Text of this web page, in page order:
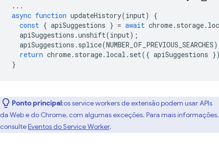
...
async function updateHistory(input)
{
const { apiSuggestions } = await chrome. storage.
apiSuggestions .unshift(input);
apiSuggestions . splice(NUMBER_OF_PREVIOUS_SEARCHES
return chrome. storage. local . set({ apiSuggestions
}
Ponto principal:os service workers de extensão podem usar APIs
da Web e do Chrome, com algumas exceções. Para mais informações,
consulteEventos do Service Worker.